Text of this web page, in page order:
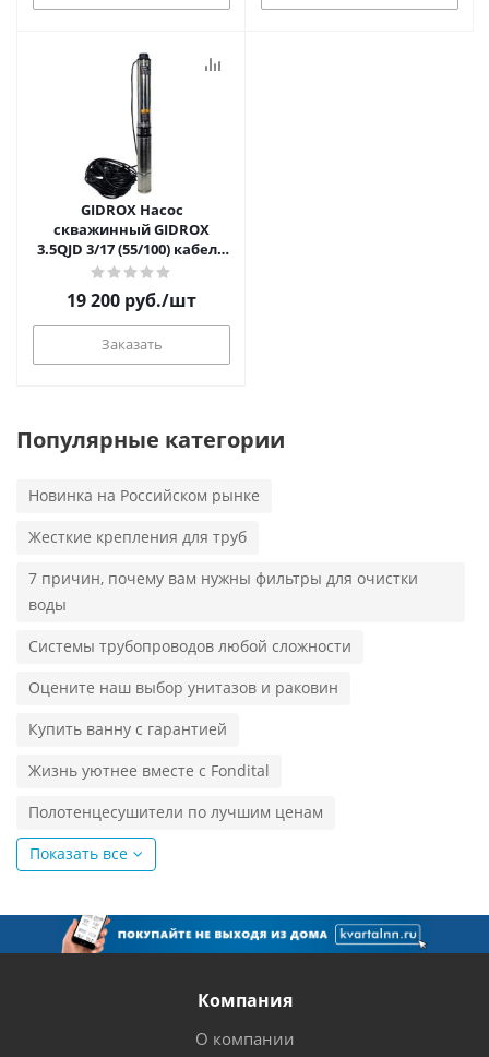
GIDROX Насос
скважинный GIDROX
3.5QJD 3/17 (55/100) кабель
50м
19 200 руб./шт
Заказать
Популярные категории
Новинка на Российском рынке
Жесткие крепления для труб
7 причин, почему вам нужны фильтры для очистки
воды
Системы трубопроводов любой сложности
Оцените наш выбор унитазов и раковин
Купить ванну с гарантией
Жизнь уютнее вместе с Fondital
Полотенцесушители по лучшим ценам
Показать все
Компания
О компании